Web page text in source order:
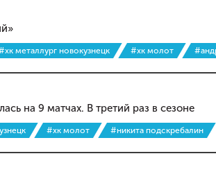
металлург новокузнецк #хк молот
на 9 матчах. В третий раз в сезоне
#хк молот #никита подскребалин